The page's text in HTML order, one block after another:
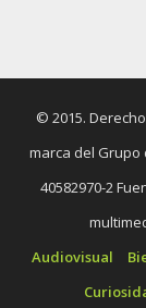
© 2015.
marca del Grupo
40582970-2
Audiovisual